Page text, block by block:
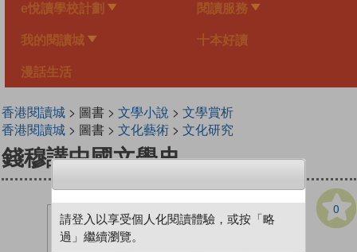
e悅讀學校計劃 閱讀服務
我的閱讀城 十本好讀
漫話生活
香港閱讀城> 圖書 > 文學小說 > 文學賞析
香港閱讀城> 圖書 > 文化藝術> 文化研究
錢穆講中國文學史
0
請登入以享受個人化閱讀體驗，或按「略
過」繼續瀏覽。